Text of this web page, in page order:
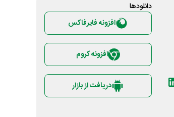
دانلود‌ها
افزونه فایرفاکس
افزونه کروم
دریافت از بازار